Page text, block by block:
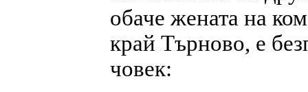
обаче жената на
край Търново, е
човек: